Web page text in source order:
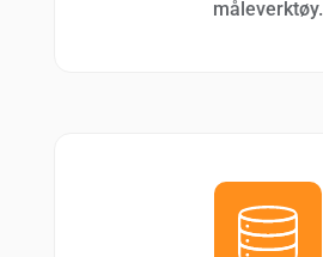
måleverktøy.